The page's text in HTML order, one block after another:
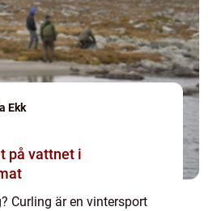
Ekk
Curling är en vintersport